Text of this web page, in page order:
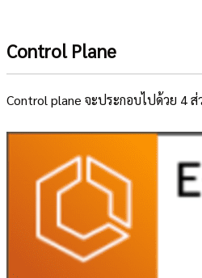
Control Plane
Control plane จะประกอบไปด้วย 4